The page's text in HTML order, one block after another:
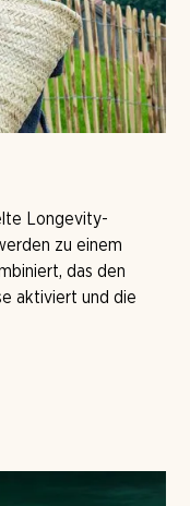
Longevity-
zu einem
das den
aktiviert und die